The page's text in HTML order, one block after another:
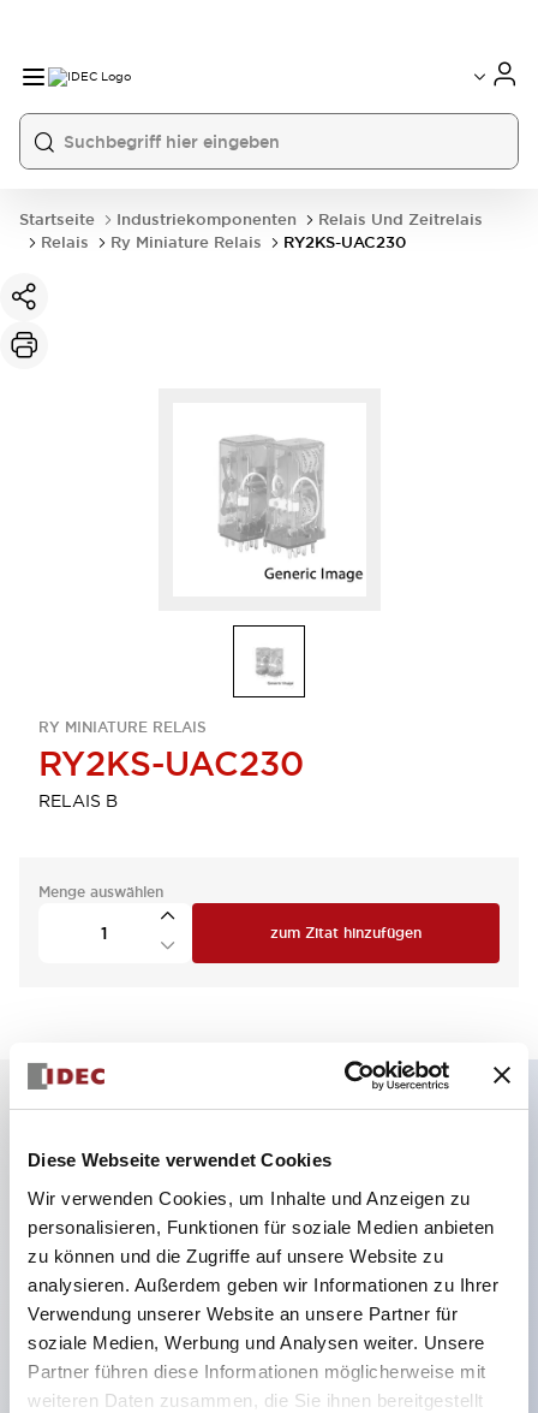
Diese Webseite verwendet Cookies
Wir verwenden Cookies, um Inhalte und Anzeigen zu
personalisieren, Funktionen für soziale Medien anbieten
zu können und die Zugriffe auf unsere Website zu
analysieren. Außerdem geben wir Informationen zu Ihrer
Verwendung unserer Website an unsere Partner für
soziale Medien, Werbung und Analysen weiter. Unsere
Partner führen diese Informationen möglicherweise mit
weiteren Daten zusammen, die Sie ihnen bereitgestellt
Startseite Industriekomponenten
Relais Und Zeitrelais
Relais
Ry Miniature Relais RY2KS-UAC230
RY MINIATURE RELAIS
RY2KS-UAC230
RELAIS B
Menge auswählen
zum Zitat hinzufügen
DPDT-Modell
RY-Serie goldbeschichtete Kontakte Standard
Klingen-Steckverbinder oder
Leiterplattenanschlüsse
Optionen umfassen Kontrollleuchte, Prüftaste und